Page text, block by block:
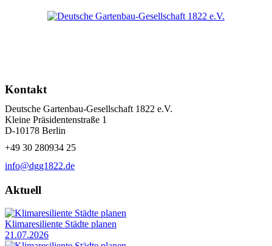
Kontakt
Deutsche Gartenbau-Gesellschaft 1822 e.V.
Kleine Präsidentenstraße 1
D-10178 Berlin
+49 30 280934 25
info@dgg1822.de
Aktuell
Klimaresiliente Städte planen
21.07.2026